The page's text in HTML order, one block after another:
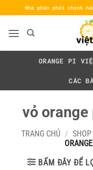
qua
nội
Nhà phân phối chính
ORANGE PI
CÁC
vỏ
TRANG CHỦ / SHOP
BẤM ĐÂY ĐỂ